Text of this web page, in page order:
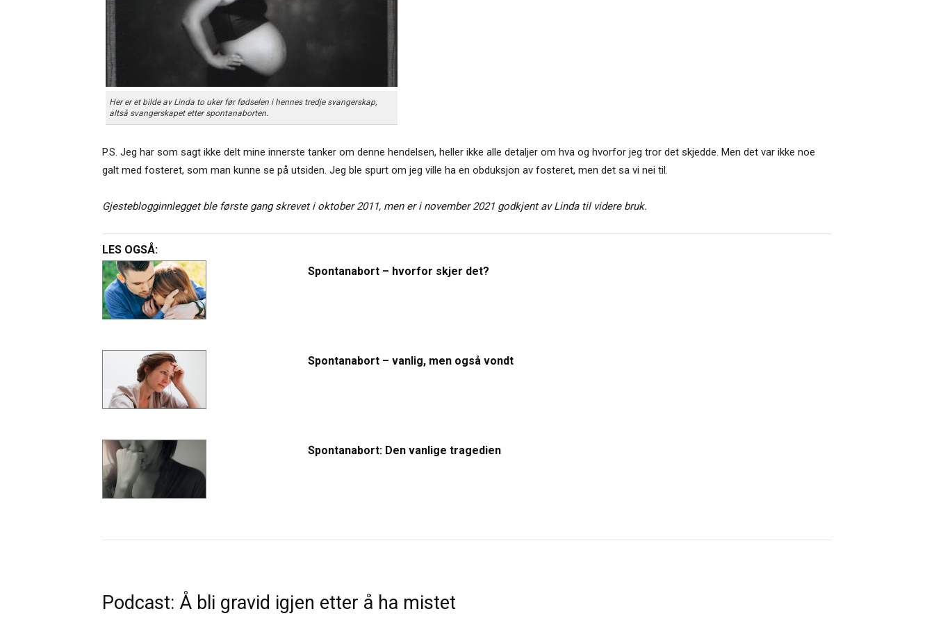
Her er et bilde av Linda to uker før fødselen i hennes tredje svangerskap,
altså svangerskapet etter spontanaborten.
P.S. Jeg har som sagt ikke delt mine innerste tanker om denne hendelsen, heller ikke alle detaljer om hva og hvorfor jeg tror det skjedde. Men det var ikke noe
galt med fosteret, som man kunne se på utsiden. Jeg ble spurt om jeg ville ha en obduksjon av fosteret, men det sa vi nei til.
Gjesteblogginnlegget ble første gang skrevet i oktober 2011, men er i november 2021 godkjent av Linda til videre bruk.
LES OGSÅ:
Spontanabort – hvorfor skjer det?
Spontanabort – vanlig, men også vondt
Spontanabort: Den vanlige tragedien
Podcast: Å bli gravid igjen etter å ha mistet